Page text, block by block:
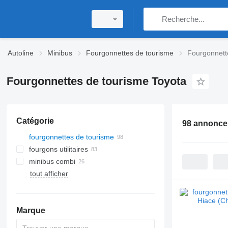
Autoline Minibus Fourgonnettes de tourisme
Fourgonnettes de tourisme Toyota
Catégorie
fourgonnettes de tourisme
fourgons utilitaires
minibus combi
tout afficher
Marque
98